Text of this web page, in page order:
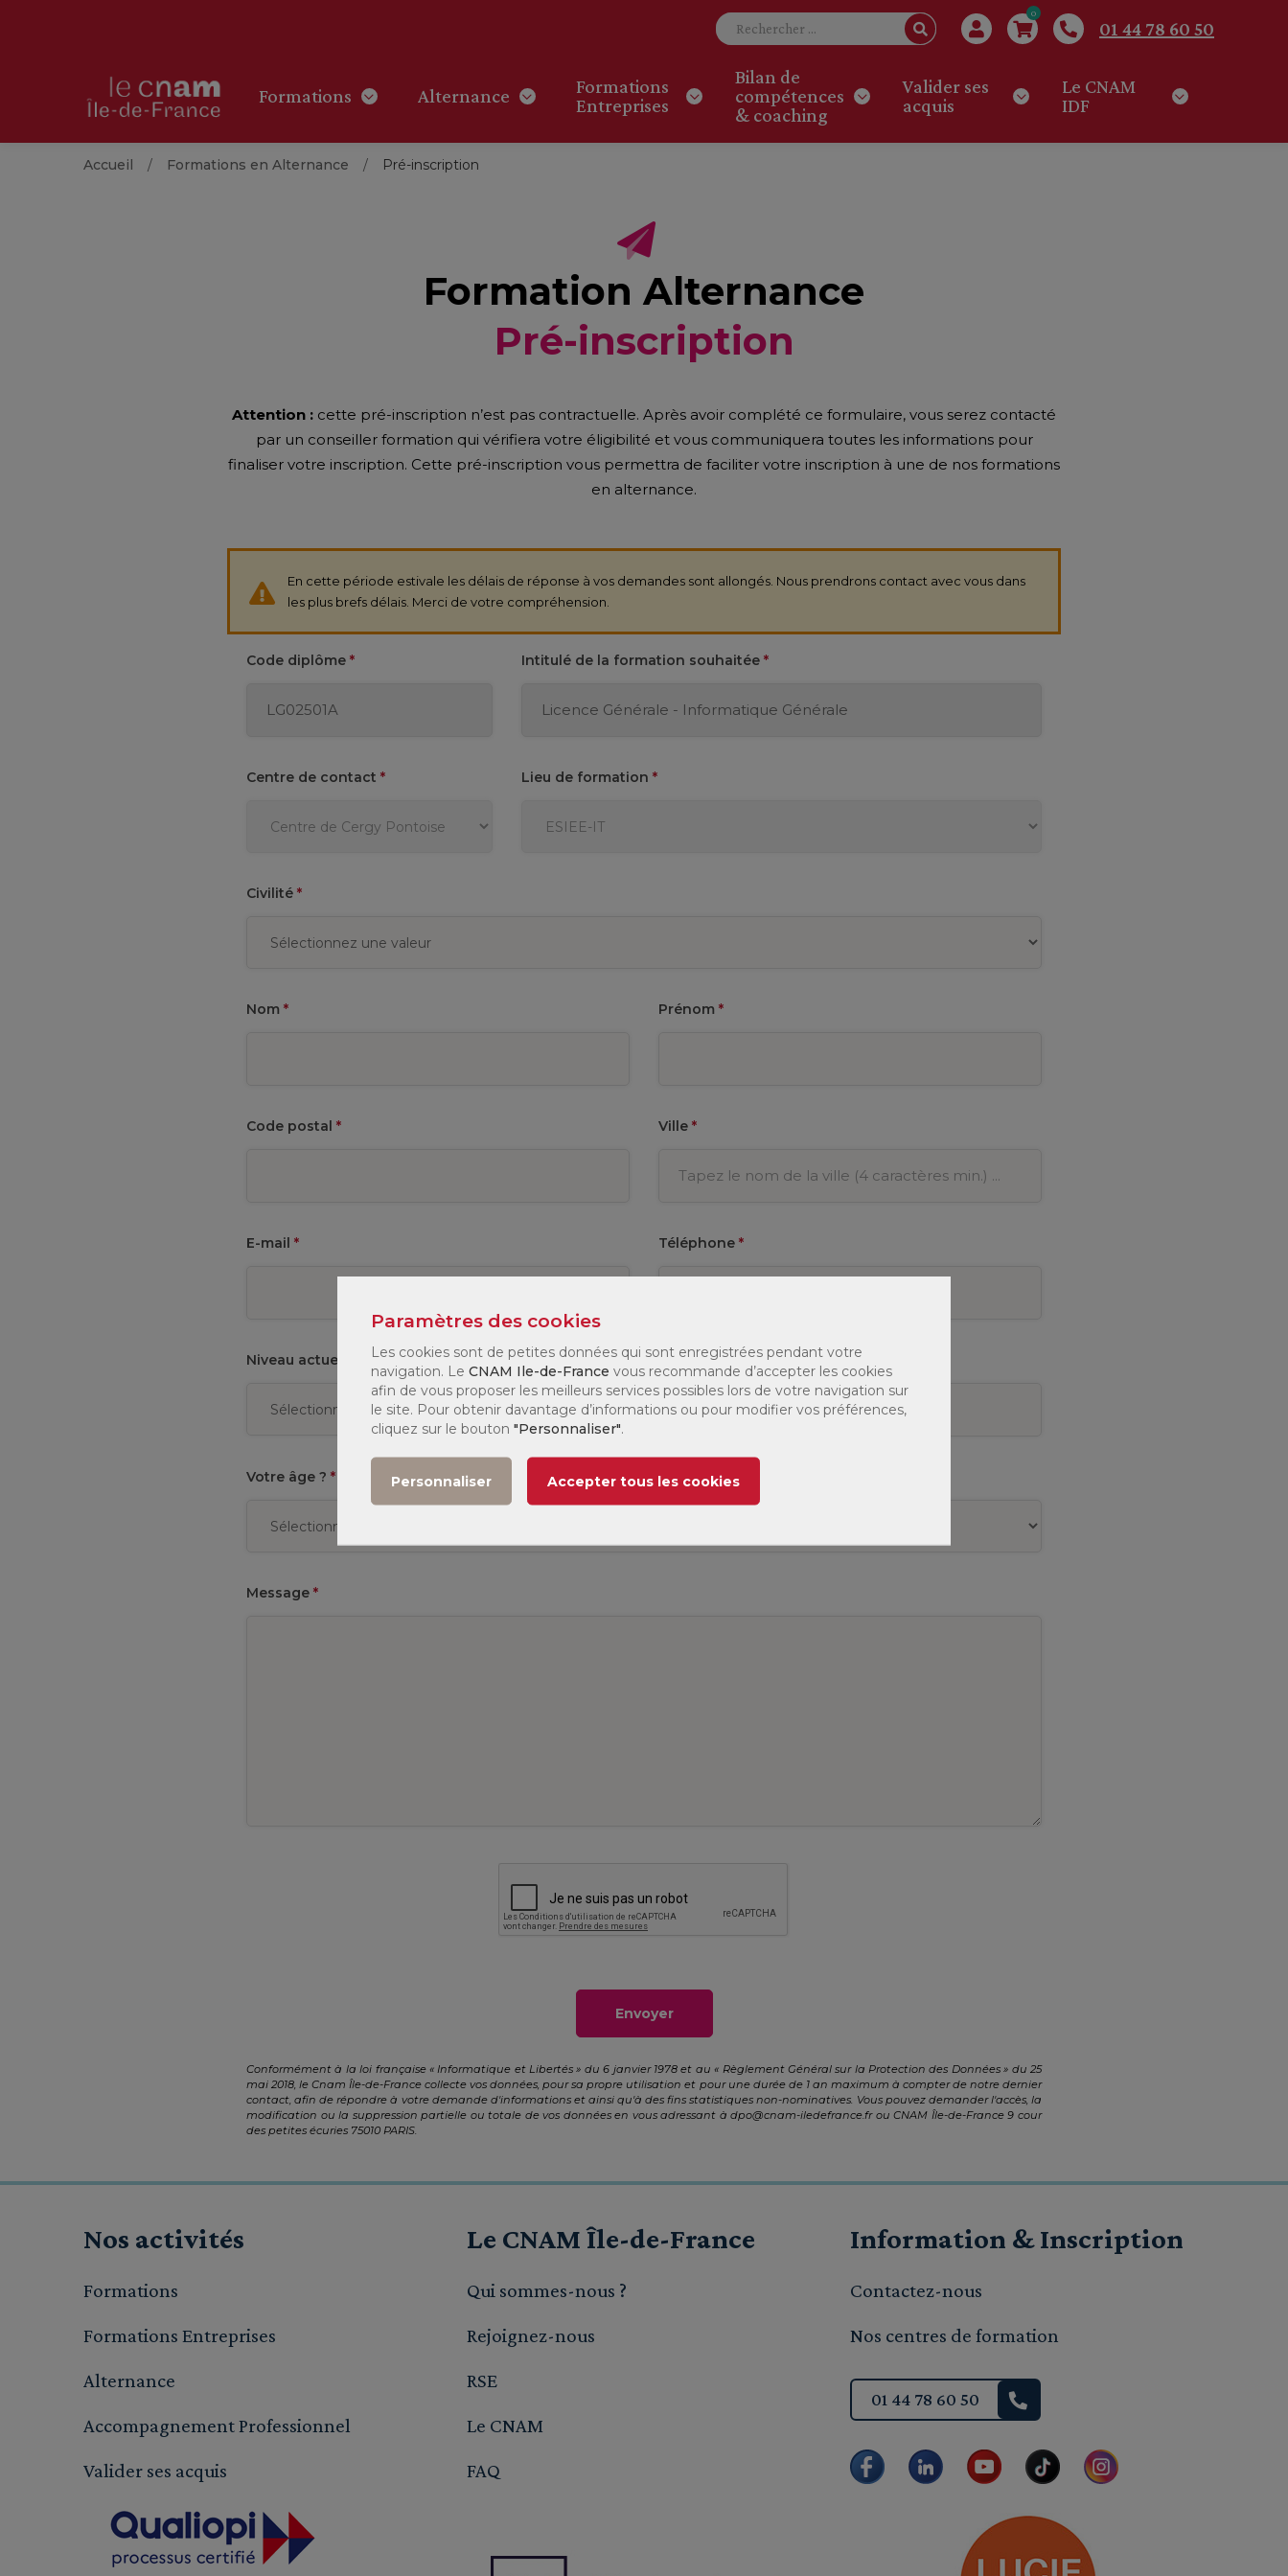
0
01 44 78 60 50
Formations Alternance
Formations
Entreprises
Bilan de
compétences
& coaching
Valider ses
acquis
Le CNAM
IDF
Accueil Formations en Alternance Pré-inscription
Formation Alternance
Pré-inscription
Attention : cette pré-inscription n’est pas contractuelle. Après avoir complété ce formulaire, vous serez contacté
par un conseiller formation qui vérifiera votre éligibilité et vous communiquera toutes les informations pour
finaliser votre inscription. Cette pré-inscription vous permettra de faciliter votre inscription à une de nos formations
en alternance.
En cette période estivale les délais de réponse à vos demandes sont allongés. Nous prendrons contact avec vous dans
les plus brefs délais. Merci de votre compréhension.
Code diplôme * Intitulé de la formation souhaitée *
Centre de contact * Lieu de formation *
Civilité *
Nom * Prénom *
Code postal * Ville *
E-mail * Téléphone *
Niveau actuel Dernier diplôme obtenu ou en cours
Votre âge ? *
Message *
Envoyer
Conformément à la loi française « Informatique et Libertés » du 6 janvier 1978 et au « Règlement Général sur la Protection des Données » du 25
mai 2018, le Cnam Île-de-France collecte vos données, pour sa propre utilisation et pour une durée de 1 an maximum à compter de notre dernier
contact, afin de répondre à votre demande d'informations et ainsi qu'à des fins statistiques non-nominatives. Vous pouvez demander l'accès, la
modification ou la suppression partielle ou totale de vos données en vous adressant àdpo@cnam-iledefrance.frou CNAM Île-de-France 9 cour
des petites écuries 75010 PARIS.
Nos activités
Formations
Formations Entreprises
Alternance
Accompagnement Professionnel
Valider ses acquis
Le CNAM Île-de-France
Qui sommes-nous ?
Rejoignez-nous
RSE
Le CNAM
FAQ
Information & Inscription
Contactez-nous
Nos centres de formation
01 44 78 60 50
Paramètres des cookies
Les cookies sont de petites données qui sont enregistrées pendant votre
navigation. Le CNAM Ile-de-France vous recommande d’accepter les cookies
afin de vous proposer les meilleurs services possibles lors de votre navigation sur
le site. Pour obtenir davantage d’informations ou pour modifier vos préférences,
cliquez sur le bouton "Personnaliser".
Personnaliser Accepter tous les cookies